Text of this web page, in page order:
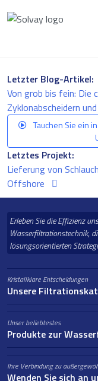
Letzter Blog-Artikel:
Von grob bis fein: Die
Zyklonabscheidern
Tauchen Sie ein
Letztes Projekt:
Lieferung von
Offshore
Erleben Sie die Effizienz
Wasserfiltrationstechnik,
lösungsorientierten
Kristallklare Entscheidungen
Unsere
Unser beliebtestes
Produkte zur
Ihre Verbindung zu
Wenden Sie sich an